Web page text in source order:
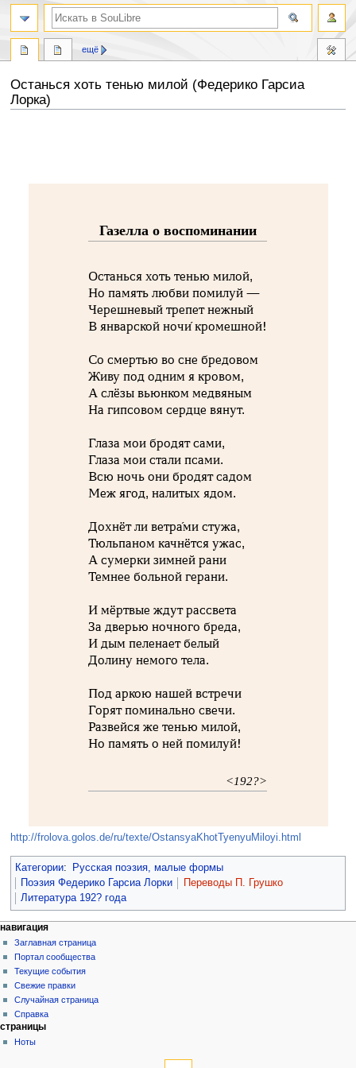
Останься хоть тенью милой (Федерико Гарсиа
Лорка)
Газелла о воспоминании
Останься хоть тенью милой,
Но память любви помилуй —
Черешневый трепет нежный
В январской ночи́ кромешной!
Со смертью во сне бредовом
Живу под одним я кровом,
А слёзы вьюнком медвяным
На гипсовом сердце вянут.
Глаза мои бродят сами,
Глаза мои стали псами.
Всю ночь они бродят садом
Меж ягод, налитых ядом.
Дохнёт ли ветра́ми стужа,
Тюльпаном качнётся ужас,
А сумерки зимней рани
Темнее больной герани.
И мёртвые ждут рассвета
За дверью ночного бреда,
И дым пеленает белый
Долину немого тела.
Под аркою нашей встречи
Горят поминально свечи.
Развейся же тенью милой,
Но память о ней помилуй!
<192?>
http://frolova.golos.de/ru/texte/OstansyaKhotTyenyuMiloyi.html
Категории:
Русская поэзия, малые формы
Поэзия Федерико Гарсиа Лорки
Переводы П. Грушко
Литература 192? года
ещё
навигация
Заглавная страница
Портал сообщества
Текущие события
Свежие правки
Случайная страница
Справка
страницы
Ноты